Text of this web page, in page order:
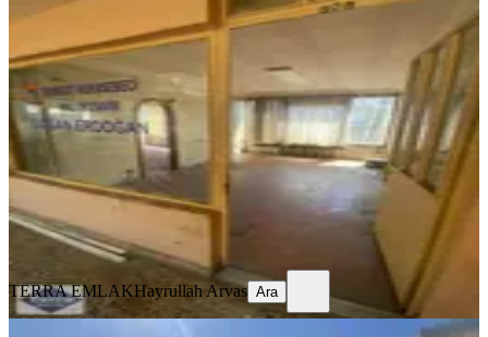
Karaköy Merkezde Emekyemez Mah
De 50 M2 İşyeri Ofis
İstanbul, Beyoğlu
3 Oda
4. Kat· 06.08.2026
60.000 ₺
TERRA EMLAK Hayrullah Arvas
TERRA EMLAKHayrullah Arvas Ara